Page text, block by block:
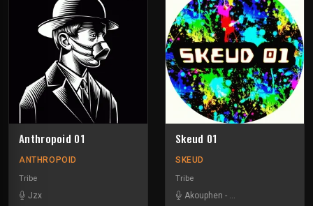
Anthropoid 01
ANTHROPOID
Tribe
Jzx
Skeud 01
SKEUD
Tribe
Akouphen -